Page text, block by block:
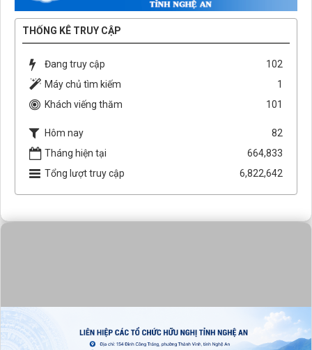
THỐNG KÊ TRUY CẬP
Đang truy cập
102
Máy chủ tìm kiếm
1
Khách viếng thăm
101
Hôm nay
82
Tháng hiện tại
664,833
Tổng lượt truy cập
6,822,642